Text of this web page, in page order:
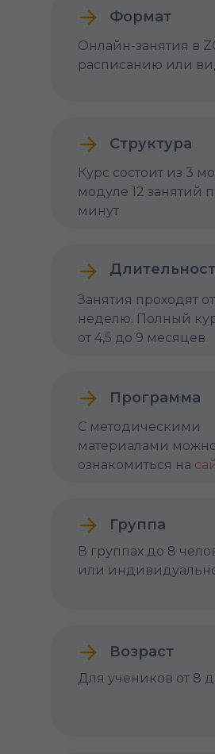
Структура
Курс состоит из 3
модуле 12 занятий
минут
Занятия проходят от
неделю. Полный
от 4,5 до 9 месяцев
С методическими
материалами
ознакомиться на
Формат
Онлайн-занятия в
расписанию или
Программа
Возраст
Для учеников от 8
Группа
В группах до 8
или